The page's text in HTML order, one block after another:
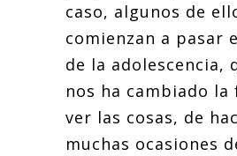
caso, algunos de
comienzan a pasar
de la adolescencia,
nos ha cambiado la
ver las cosas, de
muchas ocasiones